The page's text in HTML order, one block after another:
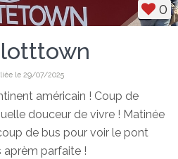
0
le 29/07/2025
américain ! Coup de
douceur de vivre ! Matinée
de bus pour voir le pont
parfaite !